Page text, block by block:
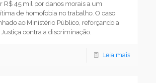
R$ 45 mil por danos morais a um
de homofobia no trabalho. O caso
ao Ministério Público, reforçando a
contra a discriminação.
Leia mais